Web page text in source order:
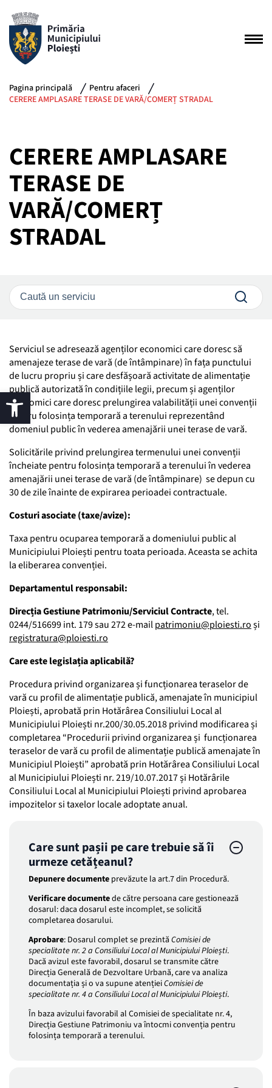
Pagina principală
Pentru afaceri
CERERE AMPLASARE TERASE DE VARĂ/COMERȚ STRADAL
CERERE AMPLASARE
TERASE DE
VARĂ/COMERȚ
STRADAL
Serviciul se adresează agenților economici care doresc să
amenajeze terase de vară (de întâmpinare) în fața punctului
de lucru propriu și care desfășoară activitate de alimentație
publică autorizată în condițiile legii, precum și agenților
economici care doresc prelungirea valabilității unei convenții
pentru folosința temporară a terenului reprezentând
domeniul public în vederea amenajării unei terase de vară.
Solicitările privind prelungirea termenului unei convenții
încheiate pentru folosința temporară a terenului în vederea
amenajării unei terase de vară (de întâmpinare) se depun cu
30 de zile înainte de expirarea perioadei contractuale.
Costuri asociate (taxe/avize):
Taxa pentru ocuparea temporară a domeniului public al
Municipiului Ploiești pentru toata perioada. Aceasta se achita
la eliberarea convenției.
Departamentul responsabil:
Direcția Gestiune Patrimoniu/Serviciul Contracte, tel.
0244/516699 int. 179 sau 272 e-mailpatrimoniu@ploiesti.roși
registratura@ploiesti.ro
Care este legislația aplicabilă?
Procedura privind organizarea și funcționarea teraselor de
vară cu profil de alimentație publică, amenajate în municipiul
Ploiești, aprobată prin Hotărârea Consiliului Local al
Municipiului Ploiești nr.200/30.05.2018 privind modificarea și
completarea “Procedurii privind organizarea și funcționarea
teraselor de vară cu profil de alimentație publică amenajate în
Municipiul Ploiești” aprobată prin Hotărârea Consiliului Local
al Municipiului Ploiești nr. 219/10.07.2017 și Hotărârile
Consiliului Local al Municipiului Ploiești privind aprobarea
impozitelor si taxelor locale adoptate anual.
Care sunt pașii pe care trebuie să îi
urmeze cetățeanul?
Depunere documente prevăzute la art.7 din Procedură.
Verificare documentede către persoana care gestionează
dosarul: daca dosarul este incomplet, se solicită
completarea dosarului.
Aprobare: Dosarul complet se prezintă Comisiei de
specialitate nr. 2 a Consiliului Local al Municipiului Ploiești.
Dacă avizul este favorabil, dosarul se transmite către
Direcția Generală de Dezvoltare Urbană, care va analiza
documentația și o va supune atențieiComisiei de
specialitate nr. 4 a Consiliului Local al Municipiului Ploiești.
În baza avizului favorabil al Comisiei de specialitate nr. 4,
Direcția Gestiune Patrimoniu va întocmi convenția pentru
folosința temporară a terenului.